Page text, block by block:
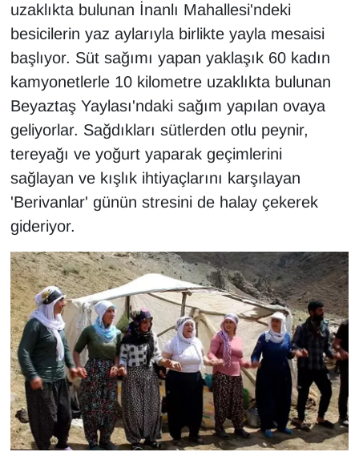
uzaklıkta bulunan İnanlı Mahallesi'ndeki
besicilerin yaz aylarıyla birlikte yayla mesaisi
başlıyor. Süt sağımı yapan yaklaşık 60 kadın
kamyonetlerle 10 kilometre uzaklıkta bulunan
Beyaztaş Yaylası'ndaki sağım yapılan ovaya
geliyorlar. Sağdıkları sütlerden otlu peynir,
tereyağı ve yoğurt yaparak geçimlerini
sağlayan ve kışlık ihtiyaçlarını karşılayan
'Berivanlar' günün stresini de halay çekerek
gideriyor.
Kim Kimdir?
Kültür & Sanat
KURDÎ
MAGAZİN
MEDYA
ONE EKONOMİ
POLİTİKA
Resmi İlanlar
RÖPORTAJ
SAĞLIK
Seri İlan